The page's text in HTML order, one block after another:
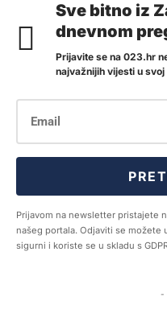
Sve bitno iz
dnevnom
Prijavite se na 023.hr
najvažnijih vijesti u svoj
Prijavom na newsletter pristajete
našeg portala. Odjaviti se možete
sigurni i koriste se u skladu s
-